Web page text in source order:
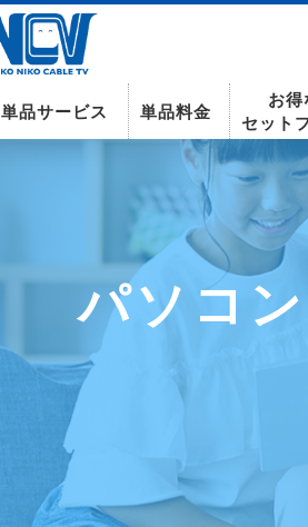
単品サービス
テレビ
単品料金
インターネット
お得
セット
南東北センター(米沢)
〒992-0044
山形県米沢市春日四丁目2-75
0238-24-2525
パソコ